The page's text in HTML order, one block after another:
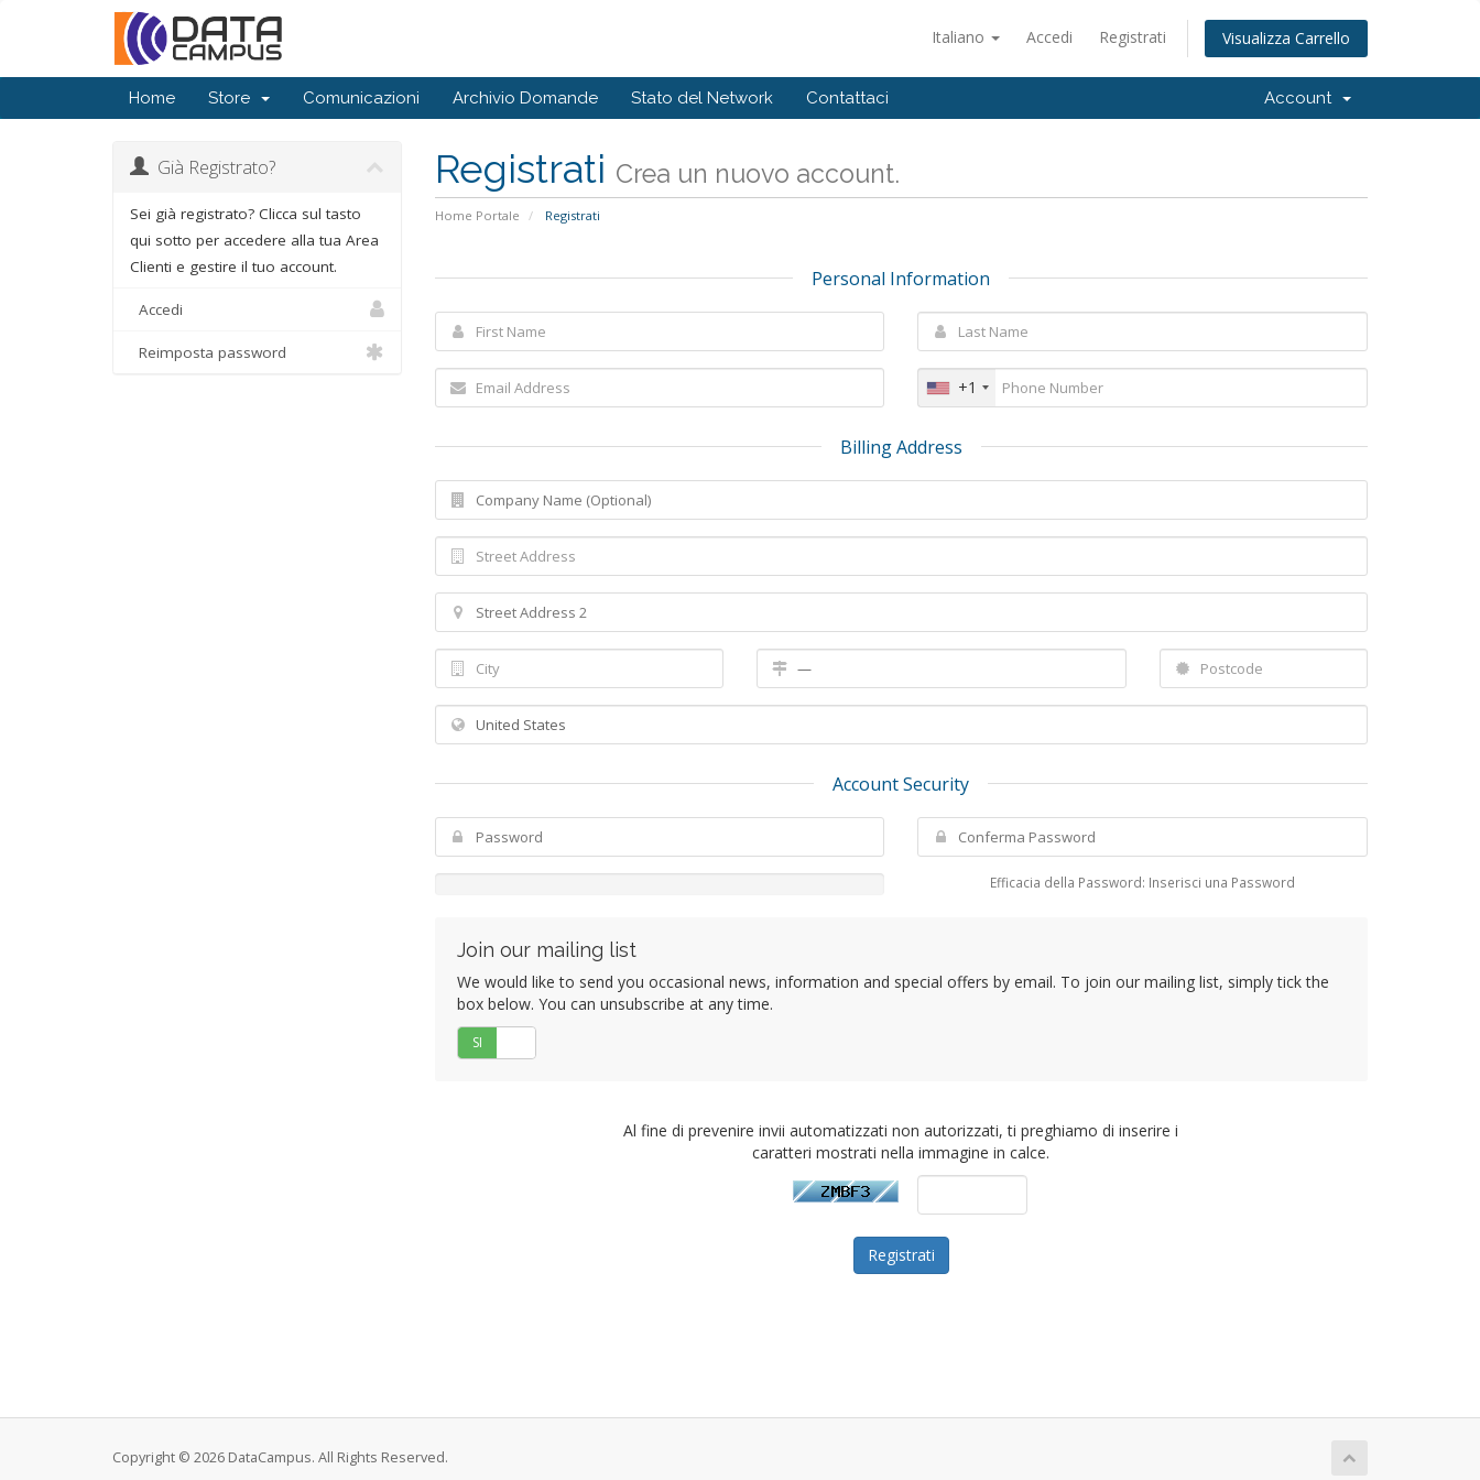
Italiano Accedi Registrati Visualizza Carrello
Home Store Comunicazioni Archivio Domande Stato del Network Contattaci Account
Registrati Crea un nuovo account.
Home Portale Registrati
Già Registrato?
Sei già registrato? Clicca sul tasto
qui sotto per accedere alla tua Area
Clienti e gestire il tuo account.
Accedi
Reimposta password
Personal Information
+1
Billing Address
Account Security
Efficacia della Password: Inserisci una Password
Join our mailing list
We would like to send you occasional news, information and special offers by email. To join our mailing list, simply tick the
box below. You can unsubscribe at any time.
SI
Al fine di prevenire invii automatizzati non autorizzati, ti preghiamo di inserire i
caratteri mostrati nella immagine in calce.
Copyright © 2026 DataCampus. All Rights Reserved.